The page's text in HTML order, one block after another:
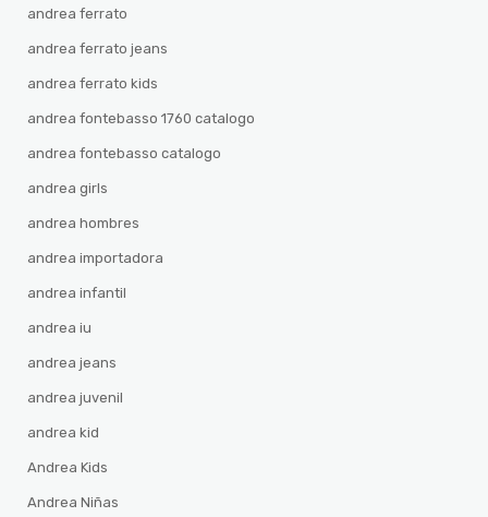
andrea ferrato
andrea ferrato jeans
andrea ferrato kids
andrea fontebasso 1760 catalogo
andrea fontebasso catalogo
andrea girls
andrea hombres
andrea importadora
andrea infantil
andrea iu
andrea jeans
andrea juvenil
andrea kid
Andrea Kids
Andrea Niñas